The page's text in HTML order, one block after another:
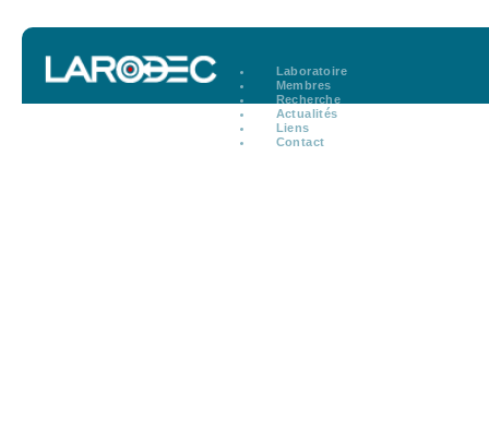
Laboratoire
Membres
Recherche
Actualités
Liens
Contact